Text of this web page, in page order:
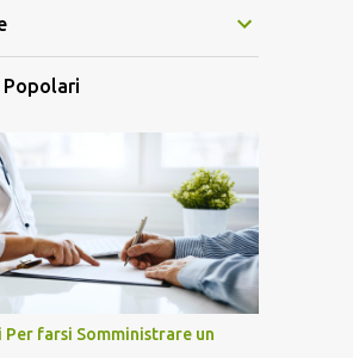
Per farsi Somministrare un